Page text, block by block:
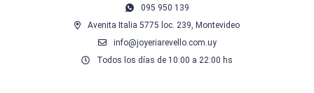
095 950 139
Avenita Italia 5775 loc. 239, Montevideo
info@joyeriarevello.com.uy
Todos los días de 10:00 a 22:00 hs